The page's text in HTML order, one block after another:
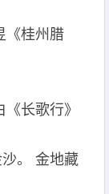
《桂州腊
长歌行》
。 金地藏